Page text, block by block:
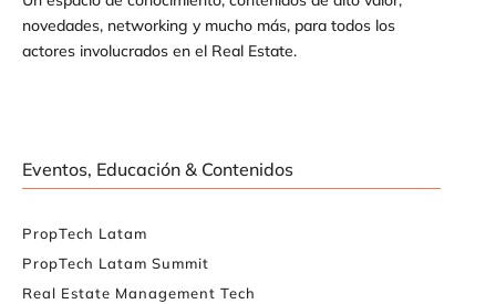
novedades, networking y mucho más, para todos los
actores involucrados en el Real Estate.
Eventos, Educación & Contenidos
PropTech Latam
PropTech Latam Summit
Real Estate Management Tech